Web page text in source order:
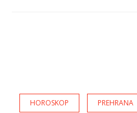
HOROSKOP PREHRANA